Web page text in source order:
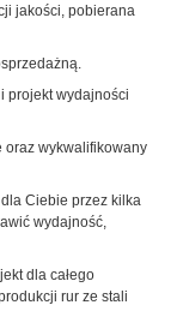
jakości, pobierana
projekt wydajności
oraz wykwalifikowany
Ciebie przez kilka
wydajność,
dla całego
rur ze stali